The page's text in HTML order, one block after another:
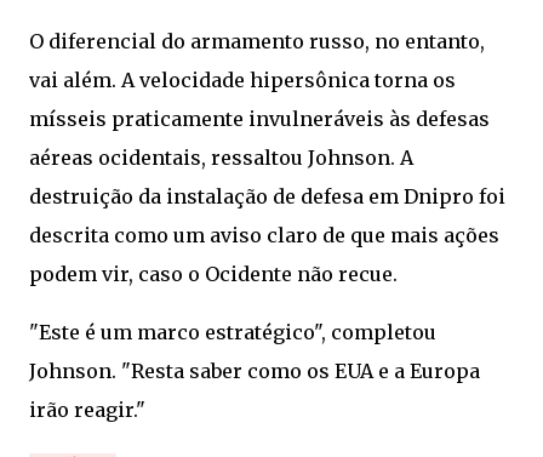
O diferencial do armamento russo, no entanto,
vai além. A velocidade hipersônica torna os
mísseis praticamente invulneráveis às defesas
aéreas ocidentais, ressaltou Johnson. A
destruição da instalação de defesa em Dnipro foi
descrita como um aviso claro de que mais ações
podem vir, caso o Ocidente não recue.
"Este é um marco estratégico", completou
Johnson. "Resta saber como os EUA e a Europa
irão reagir."